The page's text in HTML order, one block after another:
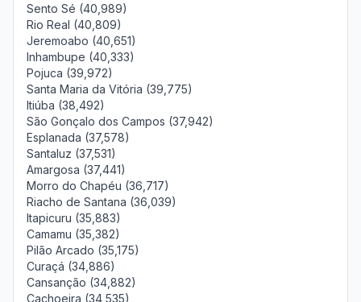
Sento Sé (40,989)
Rio Real (40,809)
Jeremoabo (40,651)
Inhambupe (40,333)
Pojuca (39,972)
Santa Maria da Vitória (39,775)
Itiúba (38,492)
São Gonçalo dos Campos (37,942)
Esplanada (37,578)
Santaluz (37,531)
Amargosa (37,441)
Morro do Chapéu (36,717)
Riacho de Santana (36,039)
Itapicuru (35,883)
Camamu (35,382)
Pilão Arcado (35,175)
Curaçá (34,886)
Cansanção (34,882)
Cachoeira (34,535)